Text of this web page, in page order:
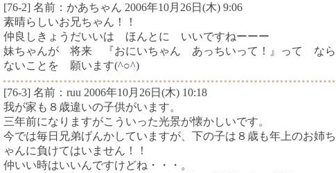
[76-2] 名前：かあちゃん 2006年10月26日(木) 9:06
素晴らしいお兄ちゃん！！
仲良しきょうだいいは ほんとに いいですねーーー
妹ちゃんが 将来 『おにいちゃん あっちいって！』って なら
ないことを 願います(^○^)
[76-3] 名前：ruu 2006年10月26日(木) 10:18
我が家も８歳違いの子供がいます。
三年前になりますがこういった光景が懐かしいです。
今では毎日兄弟げんかしていますが、下の子は８歳も年上のお姉ち
ゃんに負けてはいません！！
仲いい時はいいんですけどね・・・。